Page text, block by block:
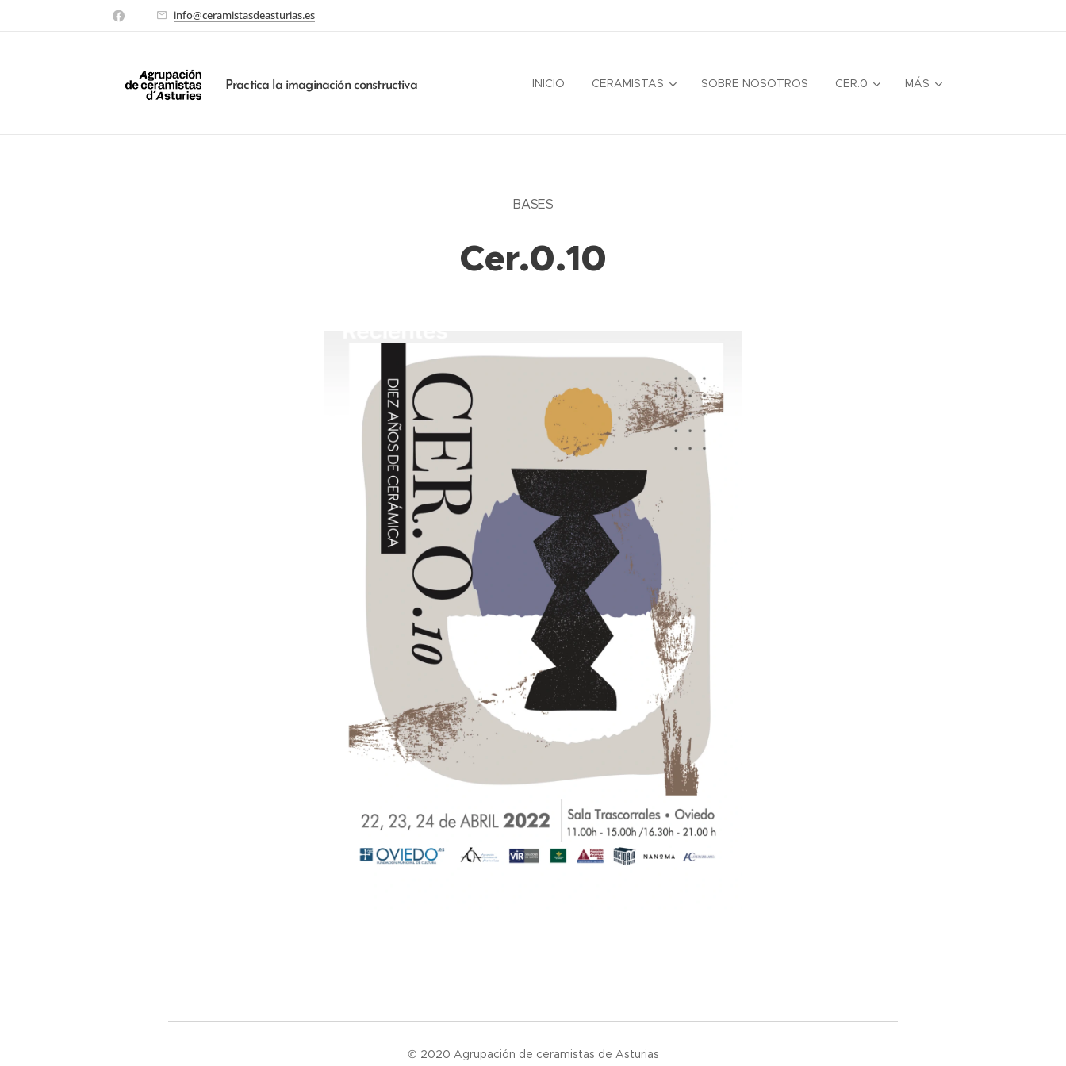
info@ceramistasdeasturias.es
Practica la imaginación constructiva INICIO CERAMISTAS SOBRE NOSOTROS CER.0 MÁS
BASES
Cer.0.10
© 2020 Agrupación de ceramistas de Asturias